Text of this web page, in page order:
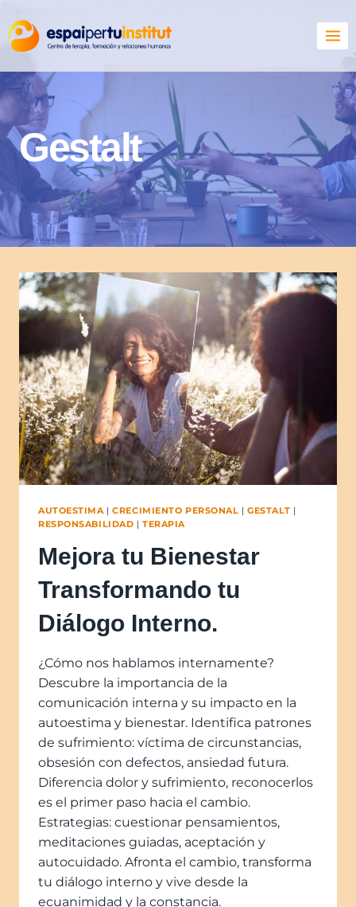
Gestalt
AUTOESTIMA |CRECIMIENTO PERSONAL |GESTALT |
RESPONSABILIDAD |TERAPIA
Mejora tu Bienestar
Transformando tu
Diálogo Interno.
¿Cómo nos hablamos internamente?
Descubre la importancia de la
comunicación interna y su impacto en la
autoestima y bienestar. Identifica patrones
de sufrimiento: víctima de circunstancias,
obsesión con defectos, ansiedad futura.
Diferencia dolor y sufrimiento, reconocerlos
es el primer paso hacia el cambio.
Estrategias: cuestionar pensamientos,
meditaciones guiadas, aceptación y
autocuidado. Afronta el cambio, transforma
tu diálogo interno y vive desde la
ecuanimidad y la constancia.